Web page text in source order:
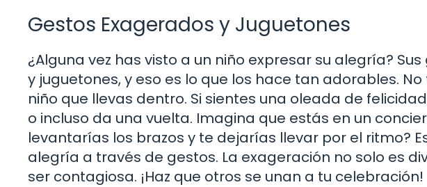
Gestos Exagerados y Juguetones
¿Alguna vez has visto a un niño expresar su alegría?
y juguetones, y eso es lo que los hace tan adorables.
niño que llevas dentro. Si sientes una oleada de
o incluso da una vuelta. Imagina que estás en un
levantarías los brazos y te dejarías llevar por el ritmo?
alegría a través de gestos. La exageración no solo es
ser contagiosa. ¡Haz que otros se unan a tu celebración!